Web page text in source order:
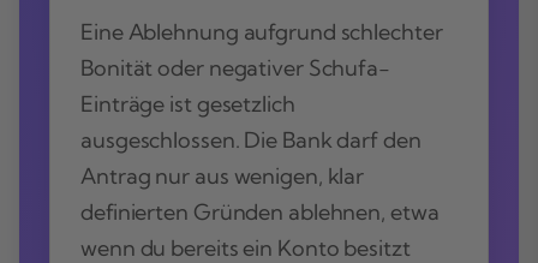
Eine Ablehnung aufgrund schlechter
Bonität oder negativer Schufa-
Einträge ist gesetzlich
ausgeschlossen. Die Bank darf den
Antrag nur aus wenigen, klar
definierten Gründen ablehnen, etwa
wenn du bereits ein Konto besitzt